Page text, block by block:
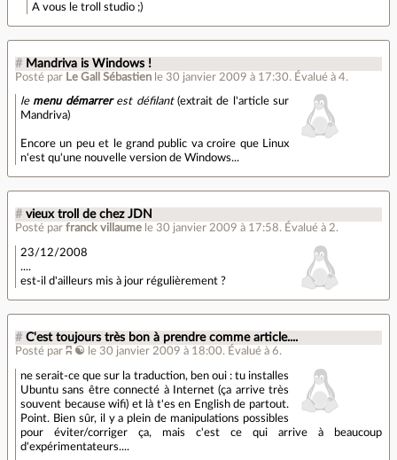
A vous le troll studio ;)
# Mandriva is Windows !
Posté par Le Gall Sébastien le 30 janvier 2009 à 17:30. Évalué à 4.
le menu démarrerest défilant(extrait de l'article sur
Mandriva)
Encore un peu et le grand public va croire que Linux
n'est qu'une nouvelle version de Windows...
# vieux troll de chez JDN
Posté par franck villaume le 30 janvier 2009 à 17:58. Évalué à 2.
23/12/2008
....
est-il d'ailleurs mis à jour régulièrement ?
# C'est toujours très bon à prendre comme article....
Posté par ʭ ☯ le 30 janvier 2009 à 18:00. Évalué à 6.
ne serait-ce que sur la traduction, ben oui : tu installes
Ubuntu sans être connecté à Internet (ça arrive très
souvent because wifi) et là t'es en English de partout.
Point. Bien sûr, il y a plein de manipulations possibles
pour éviter/corriger ça, mais c'est ce qui arrive à beaucoup
d'expérimentateurs....